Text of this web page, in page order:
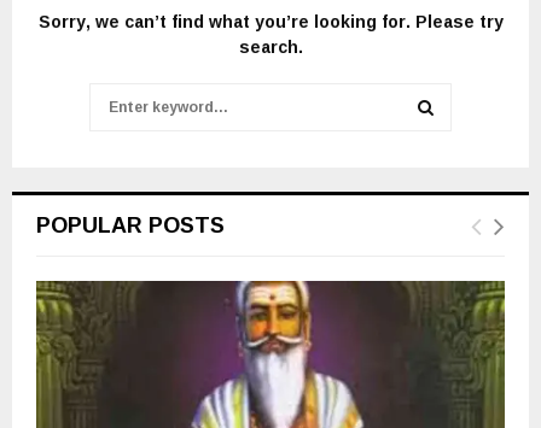
లో
యం
Sorry, we can’t find what you’re looking for. Please try
search.
Search
for:
POPULAR POSTS